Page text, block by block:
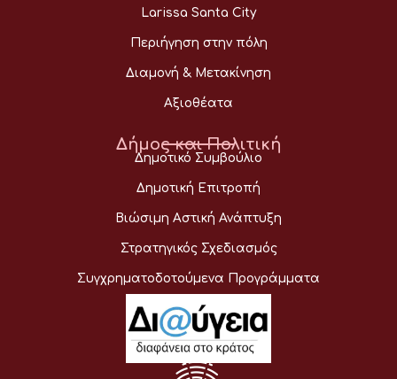
Larissa Santa City
Περιήγηση στην πόλη
Διαμονή & Μετακίνηση
Αξιοθέατα
Δήμος και Πολιτική
Δημοτικό Συμβούλιο
Δημοτική Επιτροπή
Βιώσιμη Αστική Ανάπτυξη
Στρατηγικός Σχεδιασμός
Συγχρηματοδοτούμενα Προγράμματα